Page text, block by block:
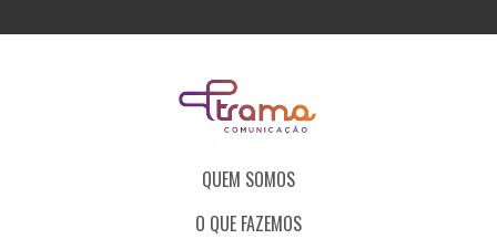
QUEM SOMOS
O QUE FAZEMOS